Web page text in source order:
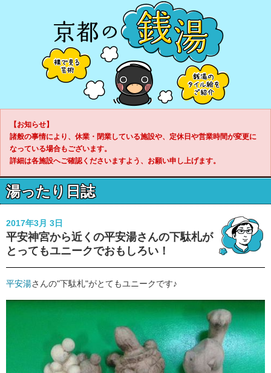
【お知らせ】
諸般の事情により、休業・閉業している施設や、定休日や営業時間が変更に
なっている場合もございます。
詳細は各施設へご確認くださいますよう、お願い申し上げます。
湯ったり日誌
2017年3月 3日
平安神宮から近くの平安湯さんの下駄札が
とってもユニークでおもしろい！
平安湯さんの"下駄札"がとてもユニークです♪